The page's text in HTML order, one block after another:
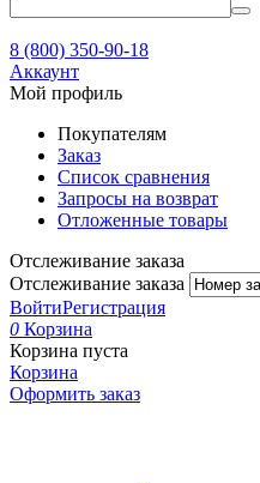
8 (800) 350-90-18
Аккаунт
Мой профиль
Покупателям
Заказ
Список сравнения
Запросы на возврат
Отложенные товары
Отслеживание заказа
Отслеживание заказа
ВойтиРегистрация
0 Корзина
Корзина пуста
Корзина
Оформить заказ